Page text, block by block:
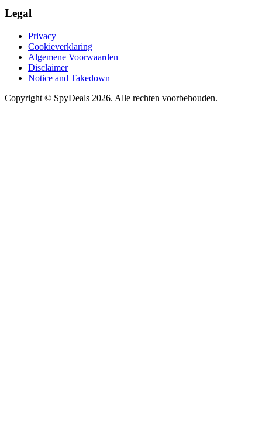
Legal
Privacy
Cookieverklaring
Algemene Voorwaarden
Disclaimer
Notice and Takedown
Copyright © SpyDeals 2026. Alle rechten voorbehouden.